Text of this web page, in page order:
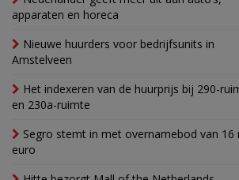
apparaten en horeca
Nieuwe huurders voor bedrijfsunits in
Amstelveen
Het indexeren van de huurprijs bij 290-
en 230a-ruimte
Segro stemt in met overnamebod van 16
euro